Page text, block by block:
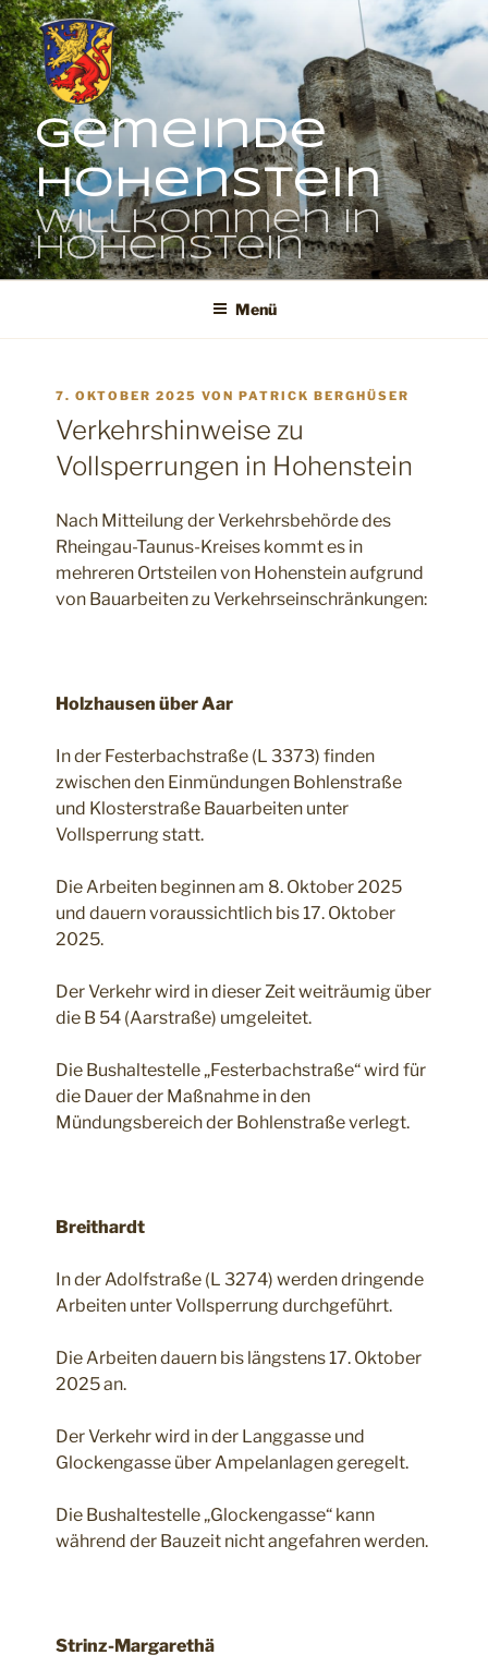
Zum
Inhalt
springen
Gemeinde
Hohenstein
Willkommen in
Hohenstein
Menü
VERÖFFENTLICHT
AM
7. OKTOBER 2025 VONPATRICK BERGHÜSER
Verkehrshinweise zu
Vollsperrungen in Hohenstein
Nach Mitteilung der Verkehrsbehörde des
Rheingau-Taunus-Kreises kommt es in
mehreren Ortsteilen von Hohenstein aufgrund
von Bauarbeiten zu Verkehrseinschränkungen:
Holzhausen über Aar
In der Festerbachstraße (L 3373) finden
zwischen den Einmündungen Bohlenstraße
und Klosterstraße Bauarbeiten unter
Vollsperrung statt.
Die Arbeiten beginnen am 8. Oktober 2025
und dauern voraussichtlich bis 17. Oktober
2025.
Der Verkehr wird in dieser Zeit weiträumig über
die B 54 (Aarstraße) umgeleitet.
Die Bushaltestelle „Festerbachstraße“ wird für
die Dauer der Maßnahme in den
Mündungsbereich der Bohlenstraße verlegt.
Breithardt
In der Adolfstraße (L 3274) werden dringende
Arbeiten unter Vollsperrung durchgeführt.
Die Arbeiten dauern bis längstens 17. Oktober
2025 an.
Der Verkehr wird in der Langgasse und
Glockengasse über Ampelanlagen geregelt.
Die Bushaltestelle „Glockengasse“ kann
während der Bauzeit nicht angefahren werden.
Strinz-Margarethä